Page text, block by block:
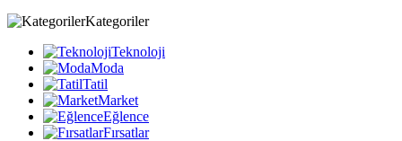
Kategoriler
Teknoloji
Moda
Tatil
Market
Eğlence
Fırsatlar